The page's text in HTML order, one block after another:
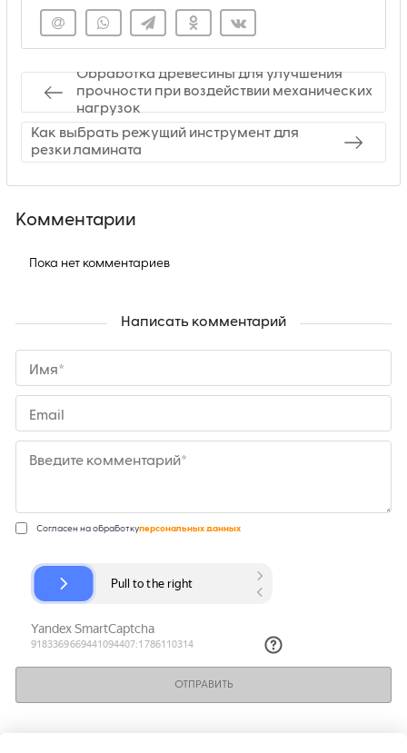
Обработка древесины для улучшения
прочности при воздействии механических
нагрузок
Как выбрать режущий инструмент для
резки ламината
Комментарии
Пока нет комментариев
Написать комментарий
Имя*
Email
Введите комментарий*
Согласен на обработкуперсональных данных
ОТПРАВИТЬ